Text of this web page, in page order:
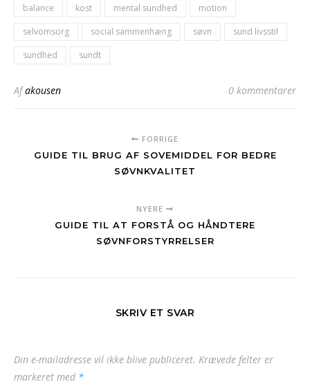
balance kost mental sundhed
motion
selvomsorg
social sammenhæng søvn
sund livsstil
sundhed
sundt
Afakousen 0 kommentarer
FORRIGE
GUIDE TIL BRUG AF SOVEMIDDEL FOR BEDRE
SØVNKVALITET
NYERE
GUIDE TIL AT FORSTÅ OG HÅNDTERE
SØVNFORSTYRRELSER
SKRIV ET SVAR
Din e-mailadresse vil ikke blive publiceret. Krævede felter er
markeret med *